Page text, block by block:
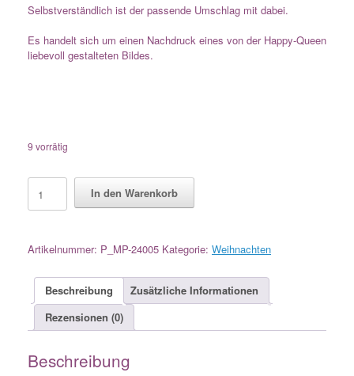
Selbstverständlich ist der passende Umschlag mit dabei.
Es handelt sich um einen Nachdruck eines von der Happy-Queen
liebevoll gestalteten Bildes.
9 vorrätig
Postkarte
"Weihnachtsmann"
Menge
In den Warenkorb
Artikelnummer: P_MP-24005 Kategorie: Weihnachten
Beschreibung
Zusätzliche Informationen
Rezensionen (0)
Beschreibung